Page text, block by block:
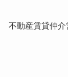
不動産賃貸仲介